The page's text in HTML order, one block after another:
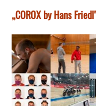
„COROX by Hans